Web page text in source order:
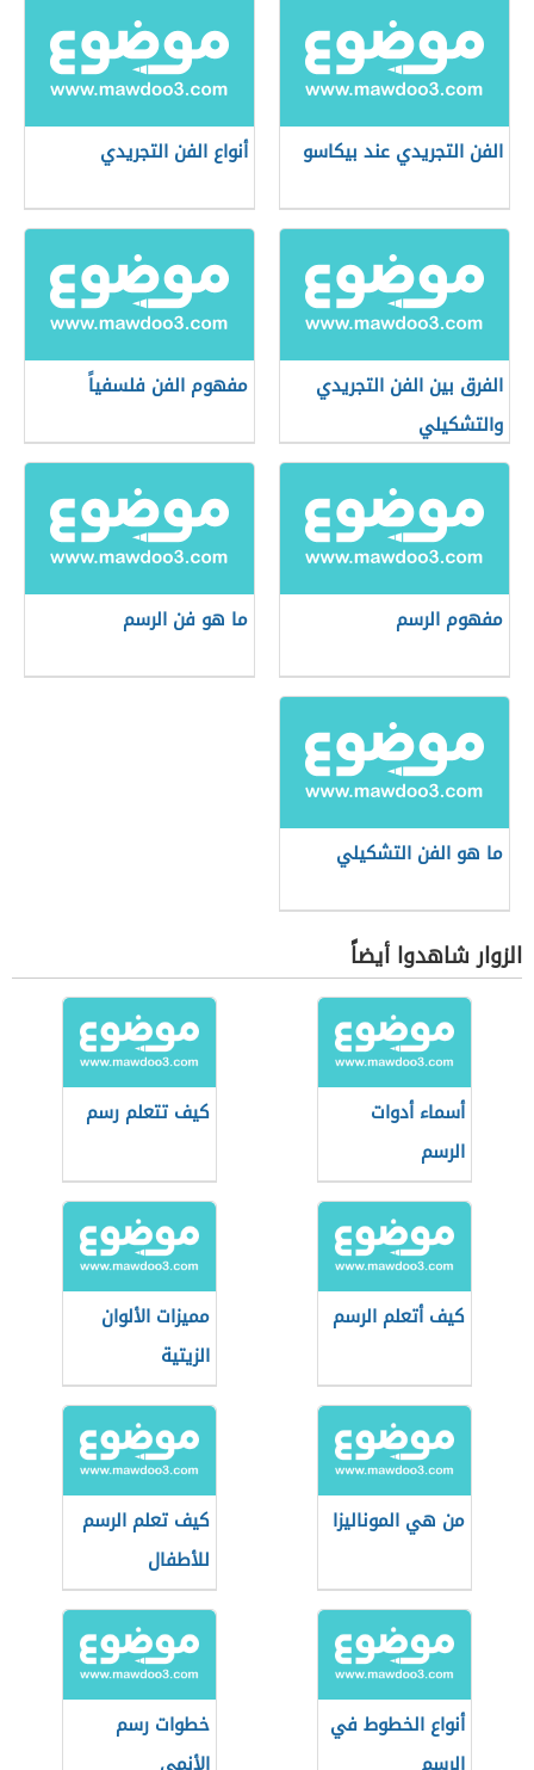
الفن التجريدي عند بيكاسو أنواع الفن التجريدي
الفرق بين الفن التجريدي
والتشكيلي
مفهوم الفن فلسفياً
مفهوم الرسم ما هو فن الرسم
ما هو الفن التشكيلي
الزوار شاهدوا أيضاً
أسماء أدوات
الرسم
كيف تتعلم رسم
كيف أتعلم الرسم
مميزات الألوان
الزيتية
من هي الموناليزا
كيف تعلم الرسم
للأطفال
أنواع الخطوط في
خطوات رسم